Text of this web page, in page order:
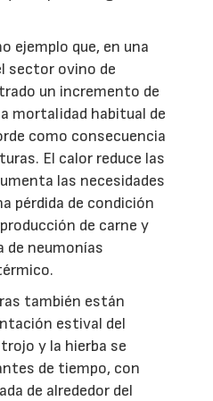
ejemplo que, en una
sector ovino de
un incremento de
mortalidad habitual de
como consecuencia
El calor reduce las
las necesidades
pérdida de condición
de carne y
de neumonías
también están
estival del
y la hierba se
de tiempo, con
de alrededor del